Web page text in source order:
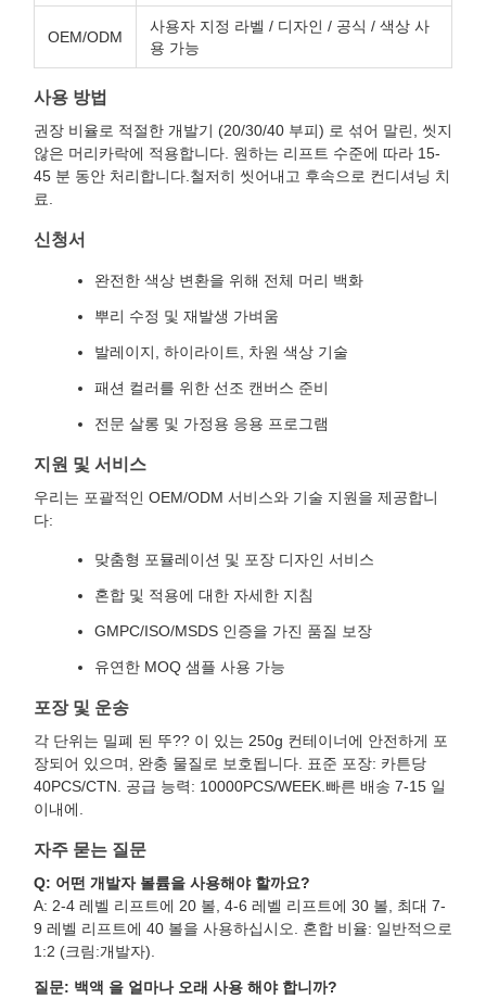
OEM/ODM
사용자 지정 라벨 / 디자인 / 공식 / 색상 사
용 가능
사용 방법
권장 비율로 적절한 개발기 (20/30/40 부피) 로 섞어 말린, 씻지
않은 머리카락에 적용합니다. 원하는 리프트 수준에 따라 15-
45 분 동안 처리합니다.철저히 씻어내고 후속으로 컨디셔닝 치
료.
신청서
완전한 색상 변환을 위해 전체 머리 백화
뿌리 수정 및 재발생 가벼움
발레이지, 하이라이트, 차원 색상 기술
패션 컬러를 위한 선조 캔버스 준비
전문 살롱 및 가정용 응용 프로그램
지원 및 서비스
우리는 포괄적인 OEM/ODM 서비스와 기술 지원을 제공합니
다:
맞춤형 포뮬레이션 및 포장 디자인 서비스
혼합 및 적용에 대한 자세한 지침
GMPC/ISO/MSDS 인증을 가진 품질 보장
유연한 MOQ 샘플 사용 가능
포장 및 운송
각 단위는 밀폐 된 뚜?? 이 있는 250g 컨테이너에 안전하게 포
장되어 있으며, 완충 물질로 보호됩니다. 표준 포장: 카튼당
40PCS/CTN. 공급 능력: 10000PCS/WEEK.빠른 배송 7-15 일
이내에.
자주 묻는 질문
Q: 어떤 개발자 볼륨을 사용해야 할까요?
A: 2-4 레벨 리프트에 20 볼, 4-6 레벨 리프트에 30 볼, 최대 7-
9 레벨 리프트에 40 볼을 사용하십시오. 혼합 비율: 일반적으로
1:2 (크림:개발자).
질문: 백액 을 얼마나 오래 사용 해야 합니까?